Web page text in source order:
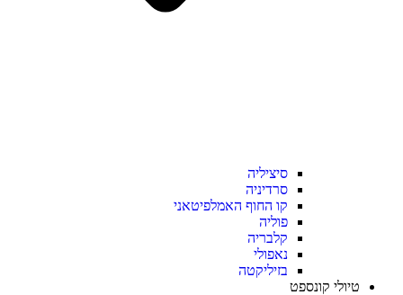
סיציליה
סרדיניה
קו החוף האמלפיטאני
פוליה
קלבריה
נאפולי
בזיליקטה
טיולי קונספט